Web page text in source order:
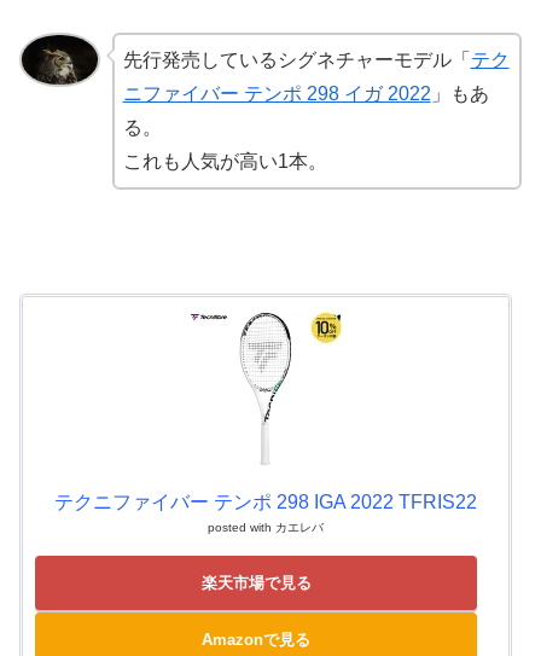
先行発売しているシグネチャーモデル「 テク
ニファイバー テンポ 298 イガ 2022 」もあ
る。
これも人気が高い1本。
テクニファイバー テンポ 298 IGA 2022 TFRIS22
posted with カエレバ
楽天市場で見る
Amazonで見る